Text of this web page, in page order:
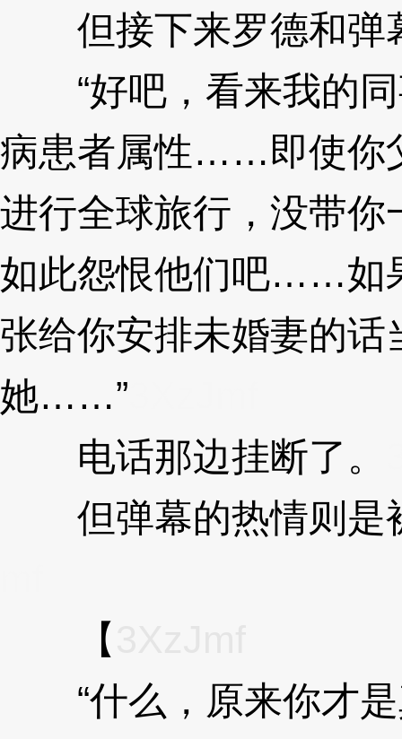
但接下来罗德和弹
“好吧，看来我的同
病患者属性……即使你
进行全球旅行，没带
如此怨恨他们吧……如
张给你安排未婚妻的
她……”
电话那边挂断了。
但弹幕的热情则是
【
“什么，原来你才是